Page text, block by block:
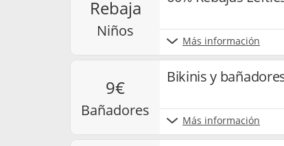
rebaja
niños
Más información
9€
bañadores
Bikinis y
Más información